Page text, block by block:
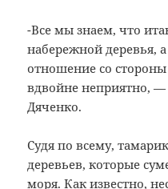
-Все мы знаем, что
набережной деревья,
отношение со
вдвойне неприятно, —
Дяченко.
Судя по всему,
деревьев, которые
моря. Как известно,